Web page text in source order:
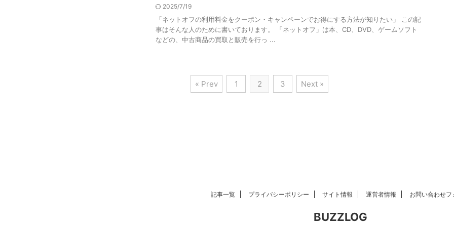
2025/7/19
「ネットオフの利用料金をクーポン・キャンペーンでお得にする方法が知りたい」 この記
事はそんな人のために書いております。 「ネットオフ」は本、CD、DVD、ゲームソフト
などの、中古商品の買取と販売を行っ ...
« Prev 1 2 3 Next »
記事一覧 プライバシーポリシー サイト情報 運営者情報 お問い合わせフ
BUZZLOG